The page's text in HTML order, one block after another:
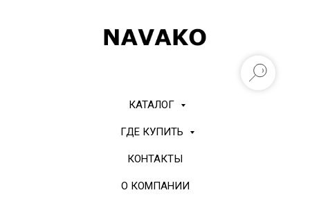
КАТАЛОГ
ГДЕ КУПИТЬ
КОНТАКТЫ
О КОМПАНИИ